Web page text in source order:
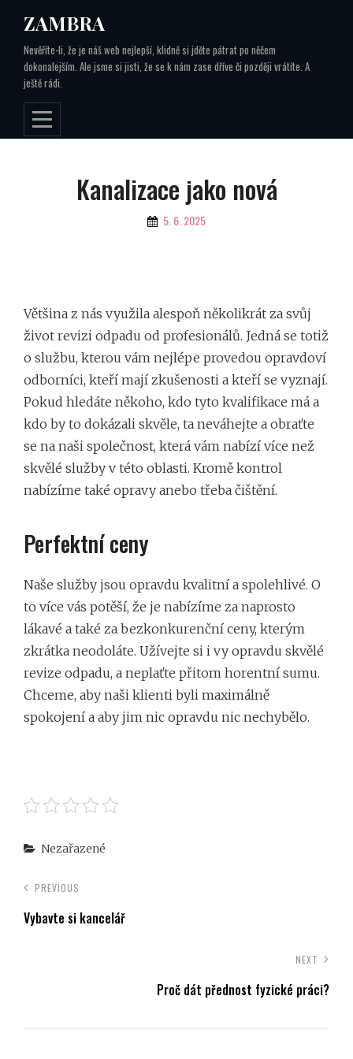
content
ZAMBRA
Nevěříte-li, že je náš web nejlepší, klidně si jděte pátrat po něčem
dokonalejším. Ale jsme si jisti, že se k nám zase dříve či později vrátíte. A
ještě rádi.
Kanalizace jako nová
By 5. 6. 2025
Většina z nás využila alespoň několikrát za svůj
život revizi odpadu od profesionálů. Jedná se totiž
o službu, kterou vám nejlépe provedou opravdoví
odborníci, kteří mají zkušenosti a kteří se vyznají.
Pokud hledáte někoho, kdo tyto kvalifikace má a
kdo by to dokázali skvěle, ta neváhejte a obraťte
se na naši společnost, která vám nabízí více než
skvělé služby v této oblasti. Kromě kontrol
nabízíme také opravy anebo třeba čištění.
Perfektní ceny
Naše služby jsou opravdu kvalitní a spolehlivé. O
to více vás potěší, že je nabízíme za naprosto
lákavé a také za bezkonkurenční ceny, kterým
zkrátka neodoláte. Užívejte si i vy opravdu skvělé
revize odpadu, a neplaťte přitom horentní sumu.
Chceme, aby naši klienti byli maximálně
spokojení a aby jim nic opravdu nic nechybělo.
Categories
Nezařazené
Navigace
PREVIOUS
Vybavte si kancelář
NEXT
Proč dát přednost fyzické práci?